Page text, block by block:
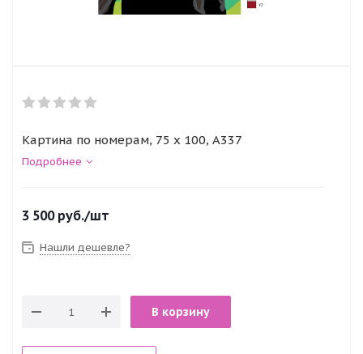
Картина по номерам, 75 x 100, A337
Подробнее
3 500руб./шт
Нашли дешевле?
В корзину